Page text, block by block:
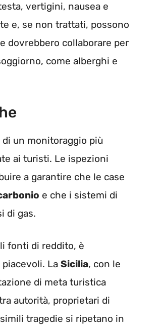
vertigini, nausea e
e, se non trattati, possono
dovrebbero collaborare per
come alberghi e
un monitoraggio più
ai turisti. Le ispezioni
a garantire che le case
e che i sistemi di
di gas.
fonti di reddito, è
La Sicilia, con le
di meta turistica
autorità, proprietari di
tragedie si ripetano in